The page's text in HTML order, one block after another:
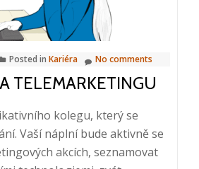
Posted in Kariéra No comments
TELEMARKETINGU
kolegu, který se
Vaší náplní bude aktivně se
akcích, seznamovat